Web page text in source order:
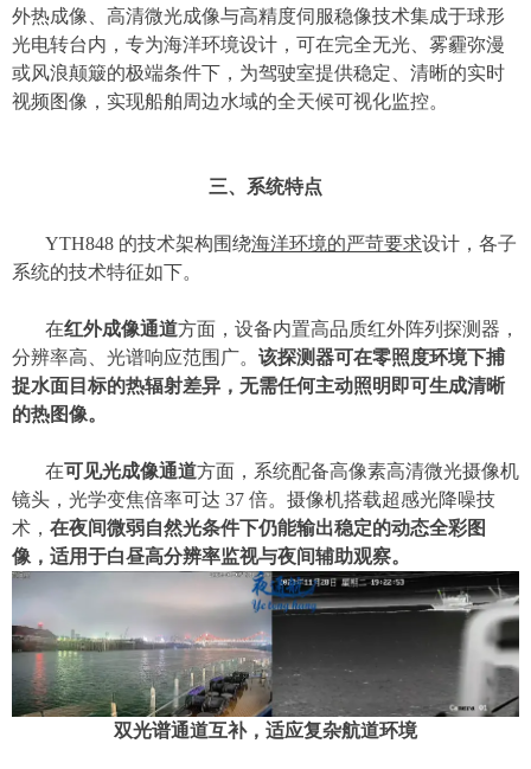
外热成像、高清微光成像与高精度伺服稳像技术集成于球形
光电转台内，专为海洋环境设计，可在完全无光、雾霾弥漫
或风浪颠簸的极端条件下，为驾驶室提供稳定、清晰的实时
视频图像，实现船舶周边水域的全天候可视化监控。
三、 系统特点
YTH848 的技术架构围绕海洋环境的严苛要求设计，各子
系统的技术特征如下。
在红外成像通道方面，设备内置高品质红外阵列探测器，
分辨率高、光谱响应范围广。 该探测器可在零照度环境下捕
捉水面目标的热辐射差异，无需任何主动照明即可生成清晰
的热图像。
在可见光成像通道方面，系统配备高像素高清微光摄像机
镜头，光学变焦倍率可达 37 倍。摄像机搭载超感光降噪技
术， 在夜间微弱自然光条件下仍能输出稳定的动态全彩图
像，适用于白昼高分辨率监视与夜间辅助观察。
双光谱通道互补，适应复杂航道环境